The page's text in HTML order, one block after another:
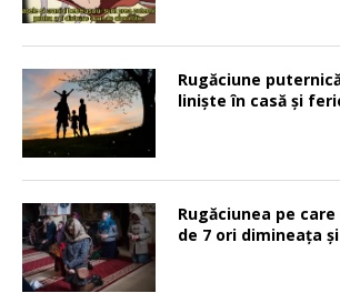
Rugăciune
linişte în casă şi
Rugăciunea pe
de 7 ori dimineața